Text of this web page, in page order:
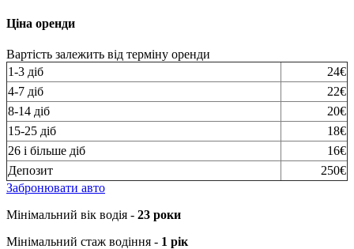
Ціна оренди
Вартість залежить від терміну оренди
1-3 діб
24€
4-7 діб
22€
8-14 діб
20€
15-25 діб
18€
26 і більше діб
16€
Депозит
250€
Забронювати авто
Мінімальний вік водія - 23 роки
Мінімальний стаж водіння - 1 рік